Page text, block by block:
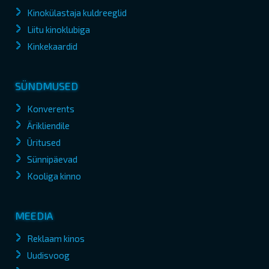
Kinokülastaja kuldreeglid
Liitu kinoklubiga
Kinkekaardid
SÜNDMUSED
Konverents
Ärikliendile
Üritused
Sünnipäevad
Kooliga kinno
MEEDIA
Reklaam kinos
Uudisvoog